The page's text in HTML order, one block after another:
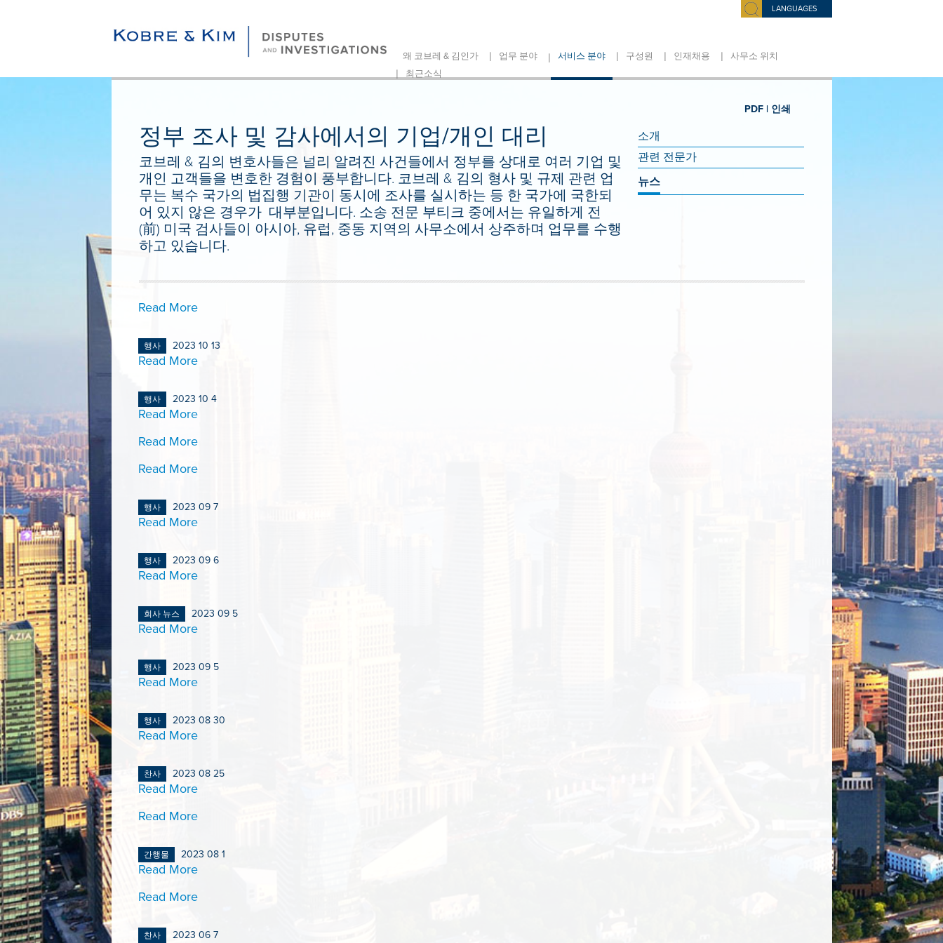
LANGUAGES
왜 코브레 & 김인가 | 업무 분야 | 서비스 분야 | 구성원 | 인재채용 | 사무소 위치
| 최근소식
인쇄
PDF |
정부 조사 및 감사에서의 기업/개인 대리
코브레 & 김의 변호사들은 널리 알려진 사건들에서 정부를 상대로 여러 기업 및
개인 고객들을 변호한 경험이 풍부합니다. 코브레 & 김의 형사 및 규제 관련 업
무는 복수 국가의 법집행 기관이 동시에 조사를 실시하는 등 한 국가에 국한되
어 있지 않은 경우가 대부분입니다. 소송 전문 부티크 중에서는 유일하게 전
(前) 미국 검사들이 아시아, 유럽, 중동 지역의 사무소에서 상주하며 업무를 수행
하고 있습니다.
소개
관련 전문가
뉴스
Read More
행사 2023 10 13
Read More
행사 2023 10 4
Read More
Read More
Read More
행사 2023 09 7
Read More
행사 2023 09 6
Read More
회사 뉴스 2023 09 5
Read More
행사 2023 09 5
Read More
행사 2023 08 30
Read More
찬사 2023 08 25
Read More
Read More
간행물 2023 08 1
Read More
Read More
찬사 2023 06 7